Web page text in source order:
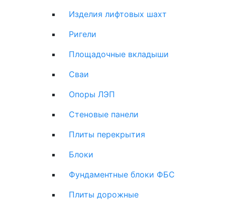
Изделия лифтовых шахт
Ригели
Площадочные вкладыши
Сваи
Опоры ЛЭП
Стеновые панели
Плиты перекрытия
Блоки
Фундаментные блоки ФБС
Плиты дорожные